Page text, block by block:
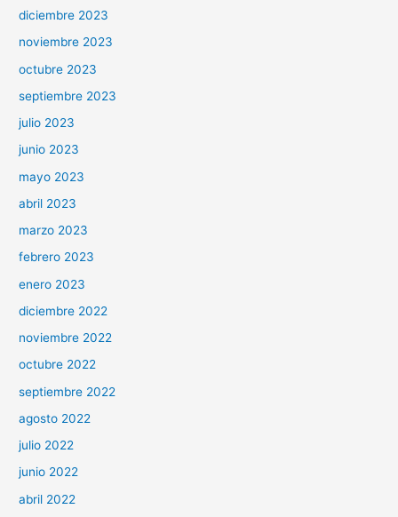
diciembre 2023
noviembre 2023
octubre 2023
septiembre 2023
julio 2023
junio 2023
mayo 2023
abril 2023
marzo 2023
febrero 2023
enero 2023
diciembre 2022
noviembre 2022
octubre 2022
septiembre 2022
agosto 2022
julio 2022
junio 2022
abril 2022